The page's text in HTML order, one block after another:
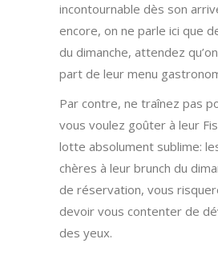
incontournable dès son
encore, on ne parle ici que
du dimanche, attendez
part de leur menu
Par contre, ne traînez pas
vous voulez goûter à leur
lotte absolument sublime:
chères à leur brunch du
de réservation, vous
devoir vous contenter de
des yeux.